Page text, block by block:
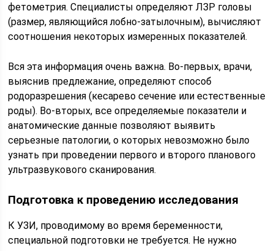
фетометрия. Специалисты определяют ЛЗР головы
(размер, являющийся лобно-затылочным), вычисляют
соотношения некоторых измеренных показателей.
Вся эта информация очень важна. Во-первых, врачи,
выяснив предлежание, определяют способ
родоразрешения (кесарево сечение или естественные
роды). Во-вторых, все определяемые показатели и
анатомические данные позволяют выявить
серьезные патологии, о которых невозможно было
узнать при проведении первого и второго планового
ультразвукового сканирования.
Подготовка к проведению исследования
К УЗИ, проводимому во время беременности,
специальной подготовки не требуется. Не нужно